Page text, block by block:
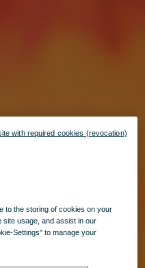
to the storing of cookies on your
site usage, and assist in our
Settings" to manage your
with required cookies (revocation)